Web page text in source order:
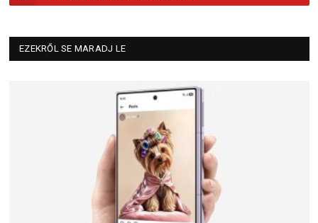
EZEKRŐL SE MARADJ LE